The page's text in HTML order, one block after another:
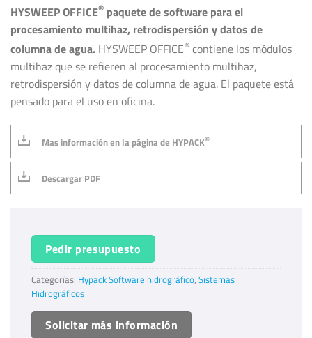
HYSWEEP OFFICE® paquete de software para el
procesamiento multihaz, retrodispersión y datos de
columna de agua. HYSWEEP OFFICE® contiene los módulos
multihaz que se refieren al procesamiento multihaz,
retrodispersión y datos de columna de agua. El paquete está
pensado para el uso en oficina.
Mas información en la página de HYPACK®
Descargar PDF
Pedir presupuesto
Categorías: Hypack Software hidrográfico, Sistemas
Hidrográficos
Solicitar más información